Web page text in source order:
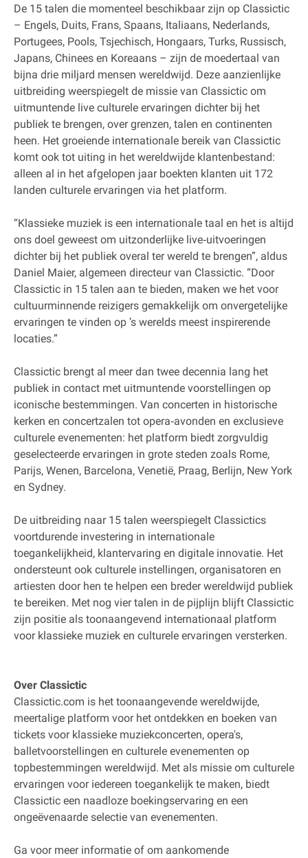
De 15 talen die momenteel beschikbaar zijn op Classictic
– Engels, Duits, Frans, Spaans, Italiaans, Nederlands,
Portugees, Pools, Tsjechisch, Hongaars, Turks, Russisch,
Japans, Chinees en Koreaans – zijn de moedertaal van
bijna drie miljard mensen wereldwijd. Deze aanzienlijke
uitbreiding weerspiegelt de missie van Classictic om
uitmuntende live culturele ervaringen dichter bij het
publiek te brengen, over grenzen, talen en continenten
heen. Het groeiende internationale bereik van Classictic
komt ook tot uiting in het wereldwijde klantenbestand:
alleen al in het afgelopen jaar boekten klanten uit 172
landen culturele ervaringen via het platform.
“Klassieke muziek is een internationale taal en het is altijd
ons doel geweest om uitzonderlijke live‐uitvoeringen
dichter bij het publiek overal ter wereld te brengen”, aldus
Daniel Maier, algemeen directeur van Classictic. “Door
Classictic in 15 talen aan te bieden, maken we het voor
cultuurminnende reizigers gemakkelijk om onvergetelijke
ervaringen te vinden op ’s werelds meest inspirerende
locaties.”
Classictic brengt al meer dan twee decennia lang het
publiek in contact met uitmuntende voorstellingen op
iconische bestemmingen. Van concerten in historische
kerken en concertzalen tot opera‐avonden en exclusieve
culturele evenementen: het platform biedt zorgvuldig
geselecteerde ervaringen in grote steden zoals Rome,
Parijs, Wenen, Barcelona, Venetië, Praag, Berlijn, New York
en Sydney.
De uitbreiding naar 15 talen weerspiegelt Classictics
voortdurende investering in internationale
toegankelijkheid, klantervaring en digitale innovatie. Het
ondersteunt ook culturele instellingen, organisatoren en
artiesten door hen te helpen een breder wereldwijd publiek
te bereiken. Met nog vier talen in de pijplijn blijft Classictic
zijn positie als toonaangevend internationaal platform
voor klassieke muziek en culturele ervaringen versterken.
Over Classictic
Classictic.com is het toonaangevende wereldwijde,
meertalige platform voor het ontdekken en boeken van
tickets voor klassieke muziekconcerten, opera's,
balletvoorstellingen en culturele evenementen op
topbestemmingen wereldwijd. Met als missie om culturele
ervaringen voor iedereen toegankelijk te maken, biedt
Classictic een naadloze boekingservaring en een
ongeëvenaarde selectie van evenementen.
Ga voor meer informatie of om aankomende